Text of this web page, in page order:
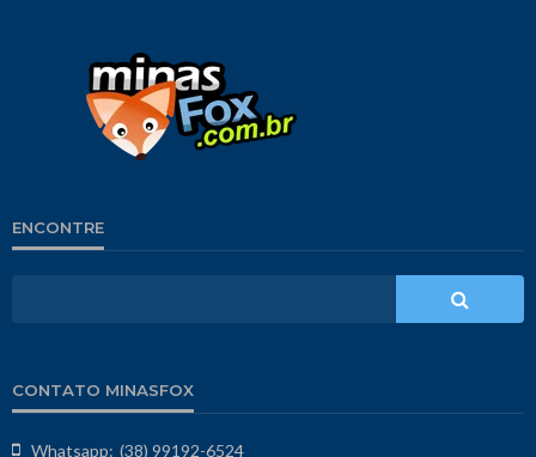
ENCONTRE
CONTATO MINASFOX
Whatsapp: (38) 99192-6524